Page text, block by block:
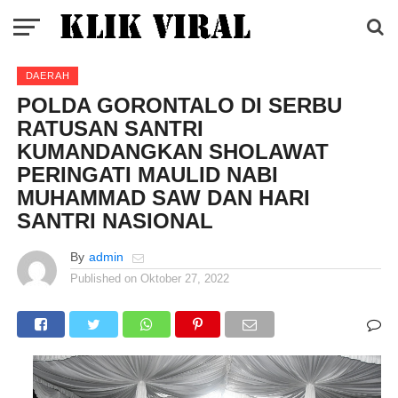
DAERAH
POLDA GORONTALO DI SERBU
RATUSAN SANTRI
KUMANDANGKAN SHOLAWAT
PERINGATI MAULID NABI
MUHAMMAD SAW DAN HARI
SANTRI NASIONAL
By admin
Published on Oktober 27, 2022